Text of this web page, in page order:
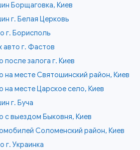
Борщаговка, Киев
г. Белая Церковь
г. Борисполь
авто г. Фастов
после залога г. Киев
на месте Святошинский район, Киев
на месте Царское село, Киев
г. Буча
с выездом Быковня, Киев
Соломенский район, Киев
г. Украинка